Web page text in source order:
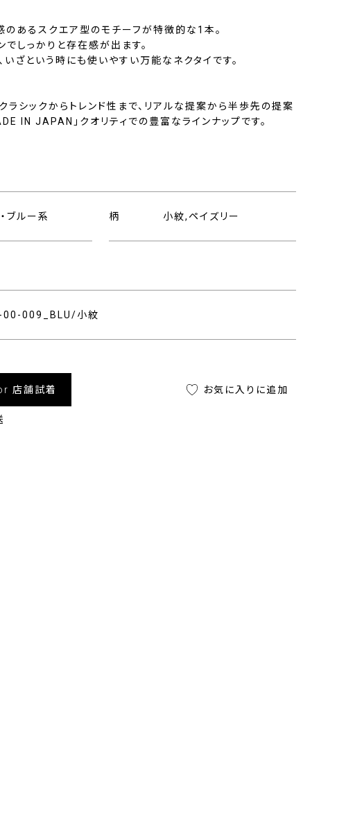
のあるスクエア型のモチーフが特徴的な1本。
しっかりと存在感が出ます。
いざという時にも使いやすい万能なネクタイです。
ラシックからトレンド性まで、リアルな提案から半歩先の提案
IN JAPAN」クオリティでの豊富なラインナップです。
ブルー系 柄 小紋,ペイズリー
009_BLU/小紋
店舗試着 お気に入りに追加